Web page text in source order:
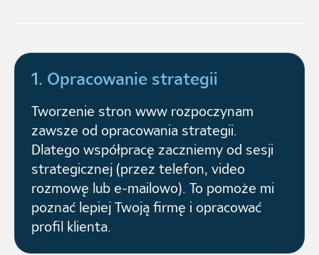
1. Opracowanie strategii
Tworzenie stron www rozpoczynam
zawsze od opracowania strategii.
Dlatego współpracę zaczniemy od sesji
strategicznej (przez telefon, video
rozmowę lub e-mailowo). To pomoże mi
poznać lepiej Twoją firmę i opracować
profil klienta.